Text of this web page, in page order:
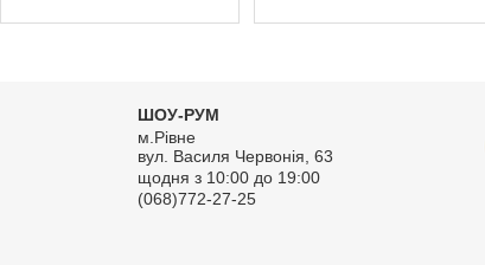
ШОУ-РУМ
м.Рівне
вул. Василя Червонія, 63
щодня з 10:00 до 19:00
(068)772-27-25